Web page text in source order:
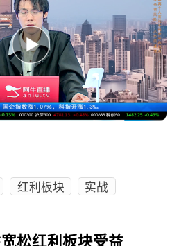
红利板块
实战
松红利板块受益